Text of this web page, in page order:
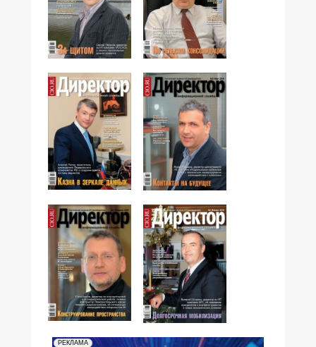
№06,2010 №05,2010
№04,2010 №03,2010
№02,2010 №01,2010
РЕКЛАМА